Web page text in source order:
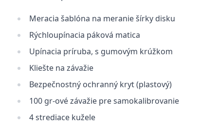
Meracia šablóna na meranie šírky disku
Rýchloupínacia páková matica
Upínacia príruba, s gumovým krúžkom
Kliešte na závažie
Bezpečnostný ochranný kryt (plastový)
100 gr-ové závažie pre samokalibrovanie
4 strediace kužele